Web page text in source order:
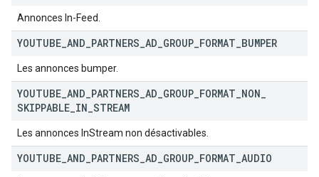
Annonces In-Feed.
YOUTUBE AND PARTNERS AD GROUP FORMAT BUMPER
Les annonces bumper.
YOUTUBE AND PARTNERS AD GROUP FORMAT NON
SKIPPABLE IN STREAM
Les annonces InStream non désactivables.
YOUTUBE AND PARTNERS AD GROUP FORMAT AUDIO